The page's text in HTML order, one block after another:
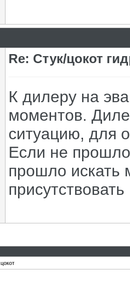
Re: Стук/цокот
К дилеру на
моментов.
ситуацию, для
Если не
прошло искать
цокот